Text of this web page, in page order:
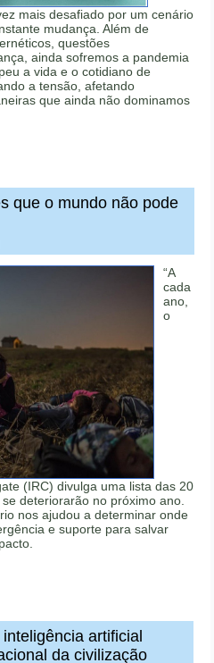
mais desafiado por um cenário
mudança. Além de
questões
ainda sofremos a pandemia
a vida e o cotidiano de
a tensão, afetando
que ainda não dominamos
que o mundo não pode
“A
cada
ano,
o
(IRC) divulga uma lista das 20
deteriorarão no próximo ano.
nos ajudou a determinar onde
e suporte para salvar
artificial
da civilização